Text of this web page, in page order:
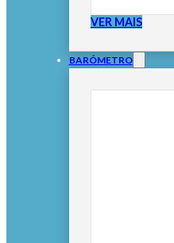
VER MAIS
BARÓMETRO